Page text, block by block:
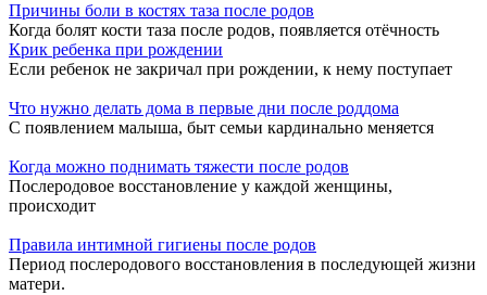
Причины боли в костях таза после родов
Когда болят кости таза после родов, появляется отёчность
Крик ребенка при рождении
Если ребенок не закричал при рождении, к нему поступает
Что нужно делать дома в первые дни после роддома
С появлением малыша, быт семьи кардинально меняется
Когда можно поднимать тяжести после родов
Послеродовое восстановление у каждой женщины,
происходит
Правила интимной гигиены после родов
Период послеродового восстановления в последующей жизни
матери.